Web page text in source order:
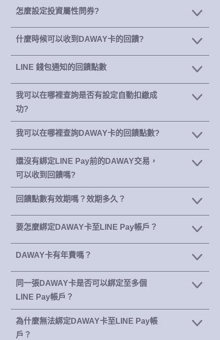
怎麼設定投資屬性問券?
什麼時候可以收到DAWAY卡的回饋?
LINE 錢包通知的回饋點數
我可以在哪裡查詢是否有設定自動扣繳成
功?
我可以在哪裡查詢DAWAY卡的回饋點數?
還沒有綁定LINE Pay前的DAWAY交易，
可以收到回饋嗎?
回饋點數有效期嗎？效期多久？
要怎麼綁定DAWAY卡至LINE Pay帳戶？
DAWAY卡有年費嗎？
同一張DAWAY卡是否可以綁定至多個
LINE Pay帳戶？
為什麼無法綁定DAWAY卡至LINE Pay帳
戶？